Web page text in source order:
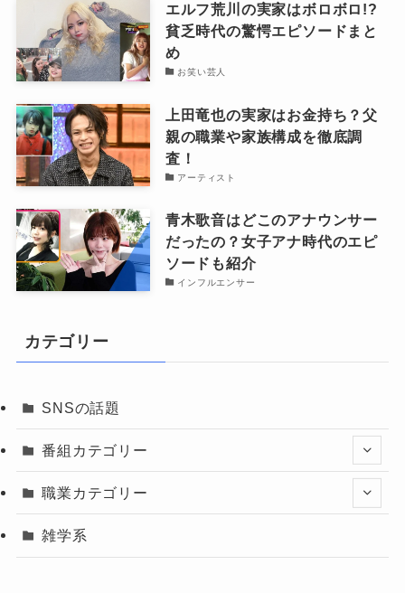
エルフ荒川の実家はボロボロ!?
貧乏時代の驚愕エピソードまと
め
お笑い芸人
上田竜也の実家はお金持ち？父
親の職業や家族構成を徹底調
査！
アーティスト
青木歌音はどこのアナウンサー
だったの？女子アナ時代のエピ
ソードも紹介
インフルエンサー
カテゴリー
SNSの話題
番組カテゴリー
職業カテゴリー
雑学系